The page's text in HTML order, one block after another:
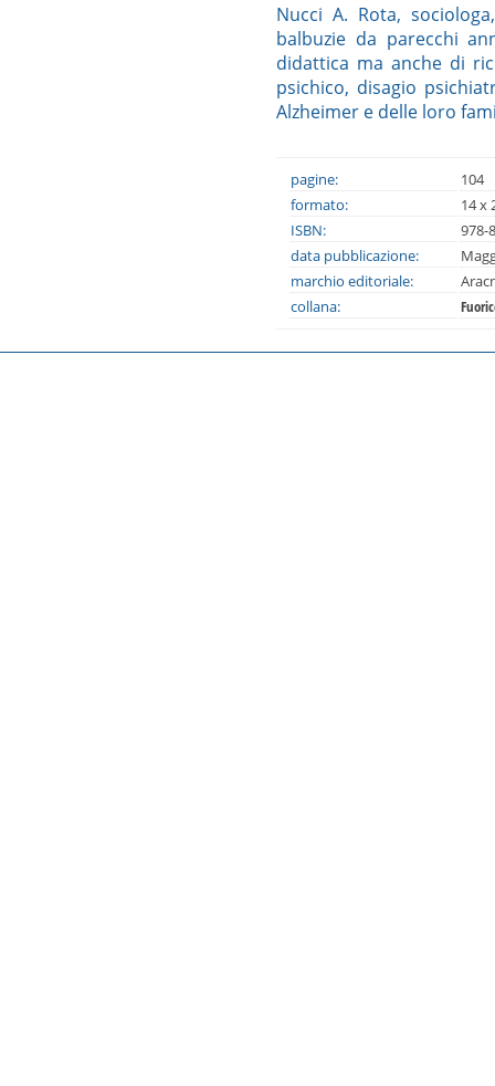
Nucci A. Rota,
balbuzie da parecchi
didattica ma anche di
psichico, disagio
Alzheimer e delle loro
pagine:
104
formato:
14 x
ISBN:
978-
data pubblicazione:
marchio editoriale:
collana: